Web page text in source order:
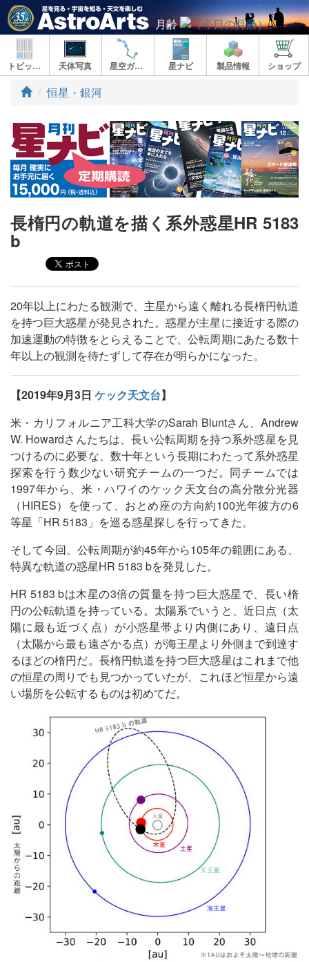
月齢
トピックス 天体写真 星空ガイド 星ナビ 製品情報 ショップ
ト
プ
恒星・銀河
長楕円の軌道を描く系外惑星HR 5183
b
20年以上にわたる観測で、主星から遠く離れる長楕円軌道
を持つ巨大惑星が発見された。惑星が主星に接近する際の
加速運動の特徴をとらえることで、公転周期にあたる数十
年以上の観測を待たずして存在が明らかになった。
【2019年9月3日 ケック天文台】
米・カリフォルニア工科大学のSarah Bluntさん、Andrew
W. Howardさんたちは、長い公転周期を持つ系外惑星を見
つけるのに必要な、数十年という長期にわたって系外惑星
探索を行う数少ない研究チームの一つだ。同チームでは
1997年から、米・ハワイのケック天文台の高分散分光器
（HIRES）を使って、おとめ座の方向約100光年彼方の6
等星「HR 5183」を巡る惑星探しを行ってきた。
そして今回、公転周期が約45年から105年の範囲にある、
特異な軌道の惑星HR 5183 bを発見した。
HR 5183 bは木星の3倍の質量を持つ巨大惑星で、長い楕
円の公転軌道を持っている。太陽系でいうと、近日点（太
陽に最も近づく点）が小惑星帯より内側にあり、遠日点
（太陽から最も遠ざかる点）が海王星より外側まで到達す
るほどの楕円だ。長楕円軌道を持つ巨大惑星はこれまで他
の恒星の周りでも見つかっていたが、これほど恒星から遠
い場所を公転するものは初めてだ。